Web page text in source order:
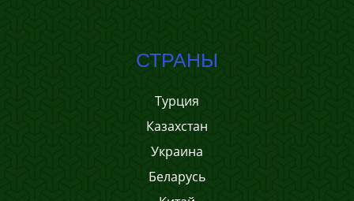
СТРАНЫ
Турция
Казахстан
Украина
Беларусь